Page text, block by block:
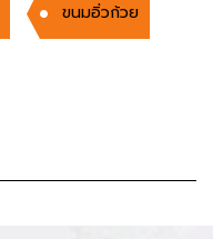
ขนมอิ่วก้วย